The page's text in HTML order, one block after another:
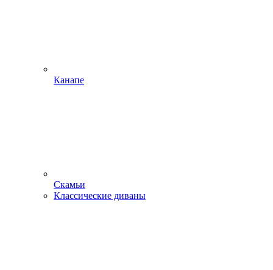
Канапе
Скамьи
Классические диваны